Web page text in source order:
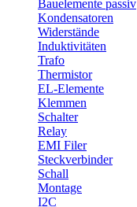
Bauelemente passiv
Kondensatoren
Widerstände
Induktivitäten
Trafo
Thermistor
EL-Elemente
Klemmen
Schalter
Relay
EMI Filer
Steckverbinder
Schall
Montage
I2C